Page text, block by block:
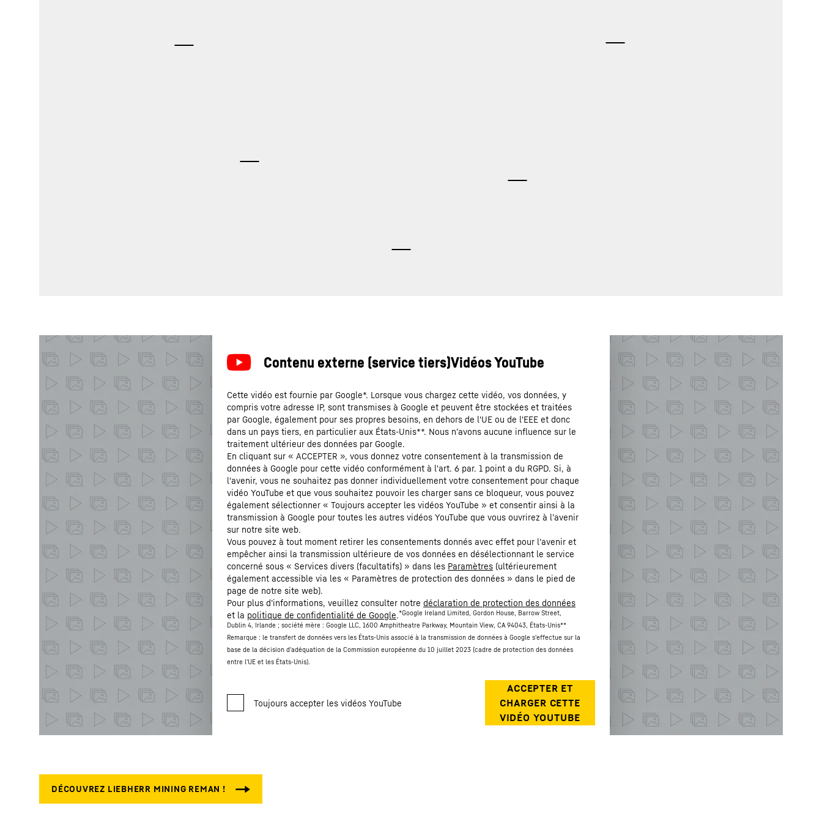
Cette vidéo est fournie par Google*. Lorsque vous chargez cette vidéo, vos données, y
compris votre adresse IP, sont transmises à Google et peuvent être stockées et traitées
par Google, également pour ses propres besoins, en dehors de l'UE ou de l'EEE et donc
dans un pays tiers, en particulier aux États-Unis**. Nous n’avons aucune influence sur le
traitement ultérieur des données par Google.
En cliquant sur « ACCEPTER », vous donnez votre consentement à la transmission de
données à Google pour cette vidéo conformément à l'art. 6 par. 1 point a du RGPD. Si, à
l'avenir, vous ne souhaitez pas donner individuellement votre consentement pour chaque
vidéo YouTube et que vous souhaitez pouvoir les charger sans ce bloqueur, vous pouvez
également sélectionner « Toujours accepter les vidéos YouTube » et consentir ainsi à la
transmission à Google pour toutes les autres vidéos YouTube que vous ouvrirez à l’avenir
sur notre site web.
Vous pouvez à tout moment retirer les consentements donnés avec effet pour l'avenir et
empêcher ainsi la transmission ultérieure de vos données en désélectionnant le service
concerné sous « Services divers (facultatifs) » dans les Paramètres (ultérieurement
également accessible via les « Paramètres de protection des données » dans le pied de
page de notre site web).
Pour plus d’informations, veuillez consulter notre déclaration de protection des données
et la politique de confidentialité de Google.*Google Ireland Limited, Gordon House, Barrow Street,
Dublin 4, Irlande ; société mère : Google LLC, 1600 Amphitheatre Parkway, Mountain View, CA 94043, États-Unis**
Remarque : le transfert de données vers les États-Unis associé à la transmission de données à Google s'effectue sur la
base de la décision d'adéquation de la Commission européenne du 10 juillet 2023 (cadre de protection des données
entre l'UE et les États-Unis).